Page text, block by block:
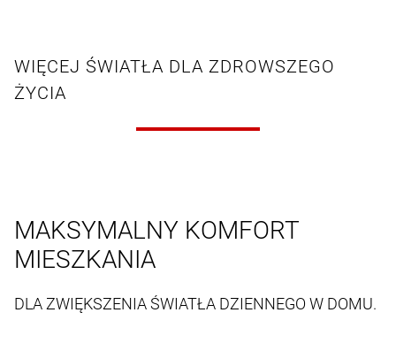
WIĘCEJ ŚWIATŁA DLA ZDROWSZEGO
ŻYCIA
MAKSYMALNY KOMFORT
MIESZKANIA
DLA ZWIĘKSZENIA ŚWIATŁA DZIENNEGO W DOMU.